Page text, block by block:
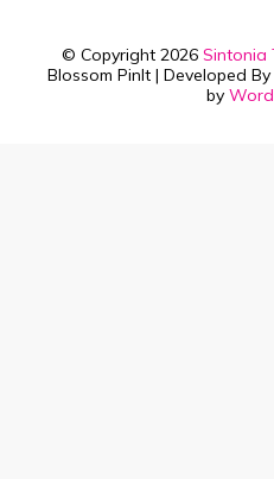
© Copyright 2026 Sintonia
Blossom PinIt | Developed By
by